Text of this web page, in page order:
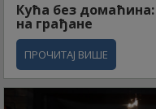
Кућа без
на грађане
ПРОЧИТАЈ ВИШЕ